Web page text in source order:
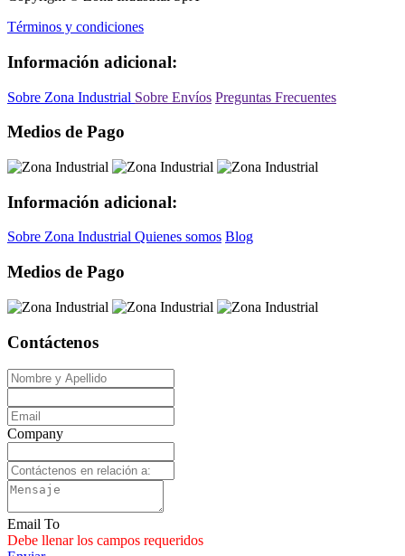
Términos y condiciones
Información adicional:
Sobre Zona Industrial Sobre Envíos Preguntas Frecuentes
Medios de Pago
Información adicional:
Sobre Zona Industrial Quienes somos Blog
Medios de Pago
Contáctenos
Company
Email To
Debe llenar los campos requeridos